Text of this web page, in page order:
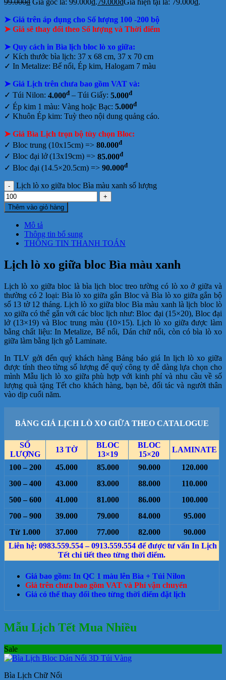
99.000₫ Giá gốc là: 99.000₫.79.000₫Giá hiện tại là: 79.000₫.
➤ Giá trên áp dụng cho Số lượng 100 -200 bộ
➤ Giá sẽ thay đổi theo Số lượng và Thời điểm
➤Quy cách in Bìa lịch bloc lò xo giữa:
✓ Kích thước bìa lịch: 37 x 68 cm, 37 x 70 cm
✓ In Metalize: Bế nổi, Ép kim, Halogam 7 màu
➤ Giá Lịch trên chưa bao gồm VAT và:
✓ Túi Nilon: 4.000đ – Túi Giấy: 5.000đ
✓ Ép kim 1 màu: Vàng hoặc Bạc: 5.000đ
✓ Khuôn Ép kim: Tuỳ theo nội dung quảng cáo.
➤ Giá Bìa Lịch trọn bộ tùy chọn Bloc:
✓ Bloc trung (10x15cm) => 80.000đ
✓ Bloc đại lở (13x19cm) => 85.000đ
✓ Bloc đại (14.5×20.5cm) => 90.000đ
Lịch lò xo giữa bloc Bìa màu xanh số lượng
Thêm vào giỏ hàng
Mô tả
Thông tin bổ sung
THÔNG TIN THANH TOÁN
Lịch lò xo giữa bloc Bìa màu xanh
Lịch lò xo giữa bloc là bìa lịch bloc treo tường có lò xo ở giữa và
thường có 2 loại: Bìa lò xo giữa gắn Bloc và Bìa lò xo giữa gắn bộ
số 13 tờ 12 tháng. Lịch lò xo giữa bloc Bìa màu xanh là lịch bloc lò
xo giữa có thể gắn với các bloc lịch như: Bloc đại (15×20), Bloc đại
lở (13×19) và Bloc trung màu (10×15). Lịch lò xo giữa được làm
bằng chất liệu: In Metalize, Bế nổi, Dán chữ nổi, còn có bìa lò xo
giữa làm bằng lịch gỗ Laminate.
In TLV gởi đến quý khách hàng Bảng báo giá In lịch lò xo giữa
được tính theo từng số lượng để quý công ty dễ dàng lựa chọn cho
mình Mẫu lịch lò xo giữa phù hợp với kinh phí và nhu cầu về số
lượng quà tặng Tết cho khách hàng, bạn bè, đối tác và người thân
vào dịp cuối năm.
BẢNG GIÁ LỊCH LÒ XO GIỮA THEO CATALOGUE
SỐ
LƯỢNG
13 TỜ
BLOC
13×19
BLOC
15×20
LAMINATE
100 – 200 45.000 85.000 90.000
120.000
300 – 400
43.000 83.000 88.000
110.000
500 – 600
41.000 81.000 86.000
100.000
700 – 900
39.000 79.000 84.000
95.000
Từ 1.000
37.000 77.000 82.000
90.000
Liên hệ: 0983.559.554 – 0913.559.554 để được tư vấn In Lịch
Tết chi tiết theo từng thời điểm.
Giá bao gồm: In QC 1 màu lên Bìa + Túi Nilon
Giá trên chưa bao gồm VAT và Phí vận chuyển
Giá có thể thay đổi theo từng thời điểm đặt lịch
Mẫu Lịch Tết Mua Nhiều
Sale
Bìa Lịch Chữ Nổi